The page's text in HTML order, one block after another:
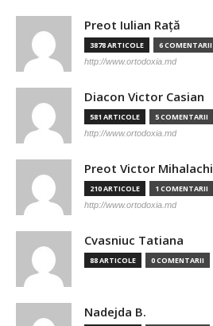
Preot Iulian Raţă
3878 ARTICOLE 6 COMENTARII
http://www.ortodoxia.md
Diacon Victor Casian
581 ARTICOLE 5 COMENTARII
http://www.ortodoxia.md
Preot Victor Mihalachi
210 ARTICOLE 1 COMENTARII
http://www.ortodoxia.md
Cvasniuc Tatiana
88 ARTICOLE 0 COMENTARII
Nadejda B.